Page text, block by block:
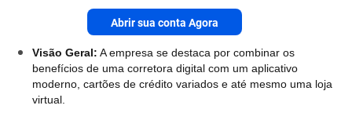
Abrir sua conta Agora
Visão Geral: A empresa se destaca por combinar os
benefícios de uma corretora digital com um aplicativo
moderno, cartões de crédito variados e até mesmo uma loja
virtual.